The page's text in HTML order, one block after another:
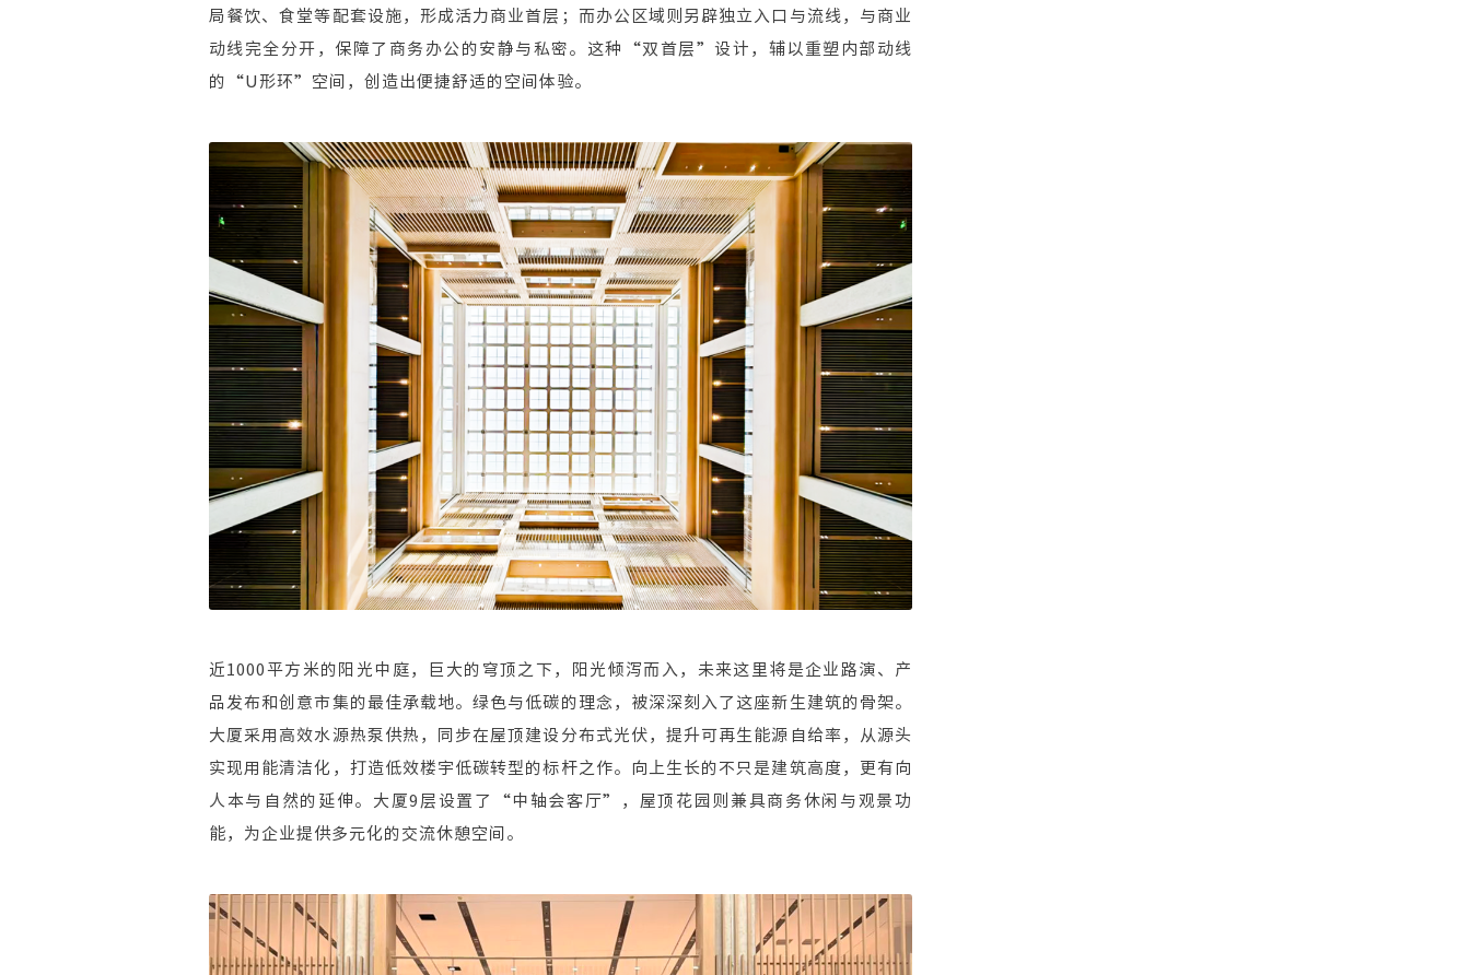
局餐饮、食堂等配套设施，形成活力商业首层；而办公区域则另辟独立入口与流线，与商业
动线完全分开，保障了商务办公的安静与私密。这种“双首层”设计，辅以重塑内部动线
的“U形环”空间，创造出便捷舒适的空间体验。
近1000平方米的阳光中庭，巨大的穹顶之下，阳光倾泻而入，未来这里将是企业路演、产
品发布和创意市集的最佳承载地。绿色与低碳的理念，被深深刻入了这座新生建筑的骨架。
大厦采用高效水源热泵供热，同步在屋顶建设分布式光伏，提升可再生能源自给率，从源头
实现用能清洁化，打造低效楼宇低碳转型的标杆之作。向上生长的不只是建筑高度，更有向
人本与自然的延伸。大厦9层设置了“中轴会客厅”，屋顶花园则兼具商务休闲与观景功
能，为企业提供多元化的交流休憩空间。